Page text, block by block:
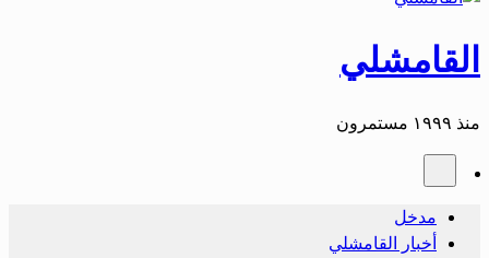
القامشلي
منذ ١٩٩٩ مستمرون
مدخل
أخبار القامشلي